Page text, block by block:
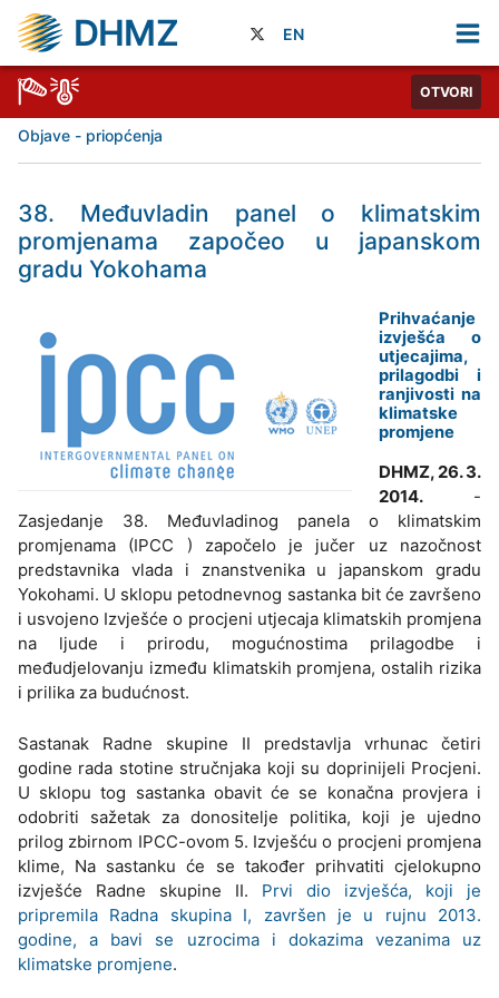
DHMZ EN
OTVORI
Objave - priopćenja
38. Međuvladin panel o klimatskim
promjenama započeo u japanskom
gradu Yokohama
Prihvaćanje
izvješća o
utjecajima,
prilagodbi i
ranjivosti na
klimatske
promjene
DHMZ, 26. 3.
2014. -
Zasjedanje 38. Međuvladinog panela o klimatskim
promjenama (IPCC ) započelo je jučer uz nazočnost
predstavnika vlada i znanstvenika u japanskom gradu
Yokohami. U sklopu petodnevnog sastanka bit će završeno
i usvojeno Izvješće o procjeni utjecaja klimatskih promjena
na ljude i prirodu, mogućnostima prilagodbe i
međudjelovanju između klimatskih promjena, ostalih rizika
i prilika za budućnost.
Sastanak Radne skupine II predstavlja vrhunac četiri
godine rada stotine stručnjaka koji su doprinijeli Procjeni.
U sklopu tog sastanka obavit će se konačna provjera i
odobriti sažetak za donositelje politika, koji je ujedno
prilog zbirnom IPCC-ovom 5. Izvješću o procjeni promjena
klime, Na sastanku će se također prihvatiti cjelokupno
izvješće Radne skupine II. Prvi dio izvješća, koji je
pripremila Radna skupina I, završen je u rujnu 2013.
godine, a bavi se uzrocima i dokazima vezanima uz
klimatske promjene.